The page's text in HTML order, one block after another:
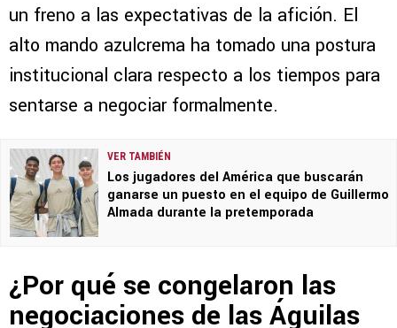
un freno a las expectativas de la afición. El
alto mando azulcrema ha tomado una postura
institucional clara respecto a los tiempos para
sentarse a negociar formalmente.
VER TAMBIÉN
Los jugadores del América que buscarán
ganarse un puesto en el equipo de Guillermo
Almada durante la pretemporada
¿Por qué se congelaron las
negociaciones de las Águilas